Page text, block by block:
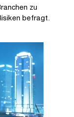
zu
befragt.